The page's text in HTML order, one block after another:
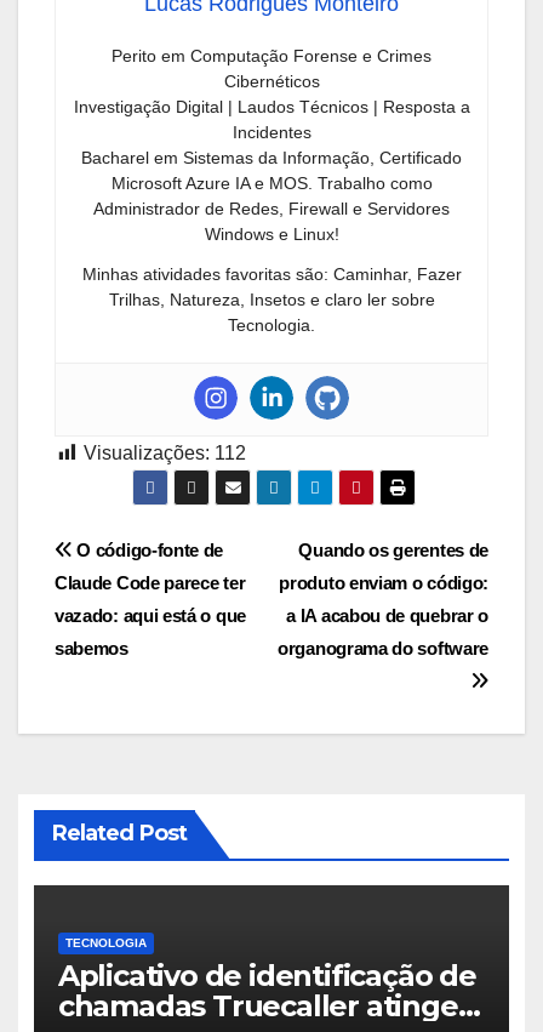
Perito em Computação Forense e Crimes
Cibernéticos
Investigação Digital | Laudos Técnicos | Resposta a
Incidentes
Bacharel em Sistemas da Informação, Certificado
Microsoft Azure IA e MOS. Trabalho como
Administrador de Redes, Firewall e Servidores
Windows e Linux!
Minhas atividades favoritas são: Caminhar, Fazer
Trilhas, Natureza, Insetos e claro ler sobre
Tecnologia.
Visualizações: 112
Navegação
de
Post
Quando os gerentes de
produto enviam o código:
a IA acabou de quebrar o
organograma do software
O código-fonte de
Claude Code parece ter
vazado: aqui está o que
sabemos
Related Post
TECNOLOGIA
Aplicativo de identificação de
chamadas Truecaller atinge